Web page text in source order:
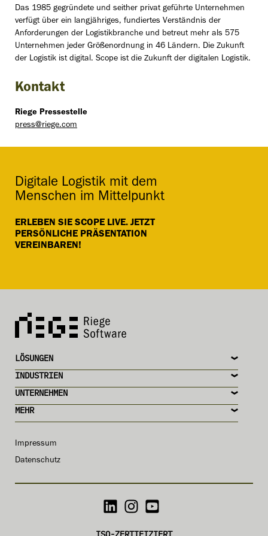
Das 1985 gegründete und seither privat geführte Unternehmen
verfügt über ein langjähriges, fundiertes Verständnis der
Anforderungen der Logistikbranche und betreut mehr als 575
Unternehmen jeder Größenordnung in 46 Ländern. Die Zukunft
der Logistik ist digital. Scope ist die Zukunft der digitalen Logistik.
Kontakt
Riege Pressestelle
press@riege.com
ERLEBEN SIE SCOPE LIVE. JETZT
PERSÖNLICHE PRÄSENTATION
VEREINBAREN!
Digitale Logistik mit dem
Menschen im Mittelpunkt
MEHR
UNTERNEHMEN
INDUSTRIEN
LÖSUNGEN
Impressum
Datenschutz